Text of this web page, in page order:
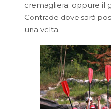
cremagliera; oppure il
Contrade dove sarà
una volta.